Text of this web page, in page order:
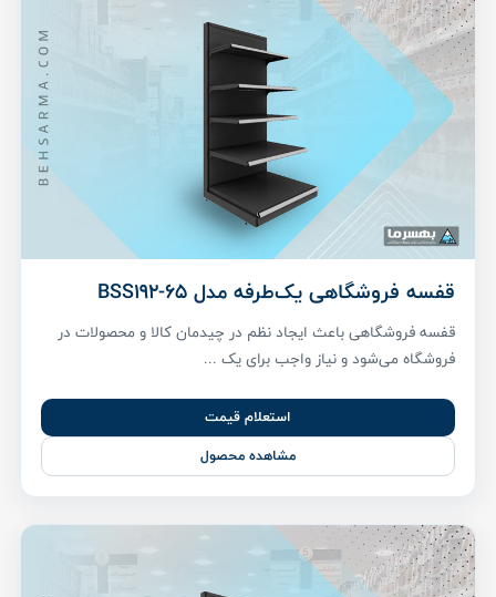
قفسه فروشگاهی یک‌طرفه مدل BSS192-65
قفسه فروشگاهی باعث ایجاد نظم در چیدمان کالا و محصولات در
فروشگاه می‌شود و نیاز واجب برای یک ...
استعلام قیمت
مشاهده محصول